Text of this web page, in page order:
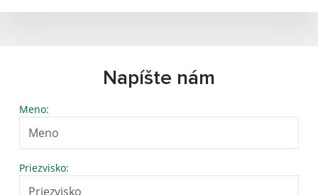
Napíšte nám
Meno:
Priezvisko: